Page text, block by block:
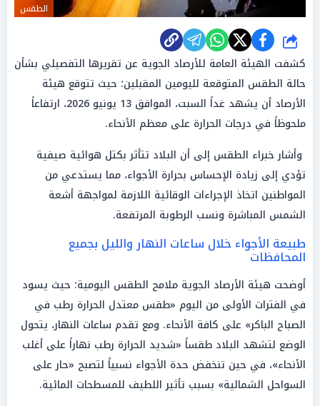
الطقس
شارك
كشفت الهيئة العامة للأرصاد الجوية عن تقريرها التفصيلي بشأن
حالة الطقس المتوقعة لليومين المقبلين؛ حيث تتوقع هيئة
الأرصاد أن يشهد غداً السبت، الموافق 13 يونيو 2026، ارتفاعاً
ملحوظاً في درجات الحرارة على معظم الأنحاء.
وأشار خبراء الطقس إلى أن البلاد تتأثر بكتل هوائية صيفية
تؤدي إلى زيادة الإحساس بحرارة الأجواء، مما يستدعي من
المواطنين اتخاذ الإجراءات الوقائية اللازمة لمواجهة أشعة
الشمس المباشرة ونسب الرطوبة المرتفعة.
طبيعة الأجواء خلال ساعات النهار والليل بجميع
المحافظات
أوضحت هيئة الأرصاد الجوية ملامح الطقس اليومية؛ حيث يسود
في الفترات الأولى من اليوم «طقس معتدل الحرارة رطب في
الصباح الباكر» على كافة الأنحاء. ومع تقدم ساعات النهار، يتحول
الوضع لتشهد البلاد طقساً «شديد الحرارة رطب نهاراً على أغلب
الأنحاء»، في حين تنخفض حدة الأجواء نسبياً لتصبح «حار على
السواحل الشمالية» بسبب تأثير اللطيف للمسطحات المائية.